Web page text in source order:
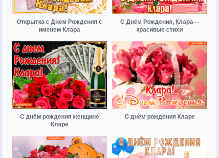
Открытка с Днем Рождения с
именем Клара
С Днём Рождения, Клара—
красивые стихи
С днём рождения женщине
Кларе
С днём рождения Кларе